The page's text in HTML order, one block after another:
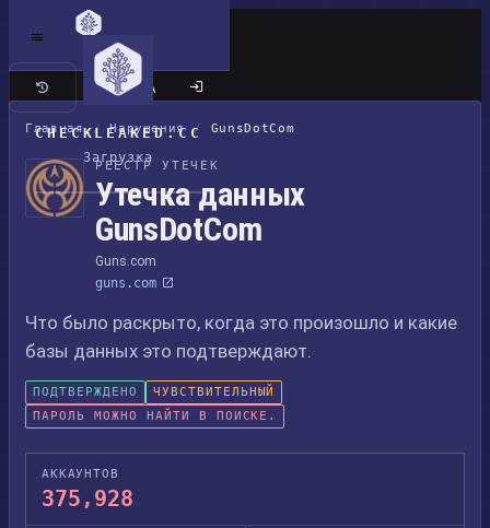
CHECKLEAKED.CC
Загрузка
Классический сайт
Главная / Нарушения / GunsDotCom
РЕЕСТР УТЕЧЕК
Утечка данных
GunsDotCom
Guns.com
guns.com
Что было раскрыто, когда это произошло и какие
базы данных это подтверждают.
ПОДТВЕРЖДЕНО
ЧУВСТВИТЕЛЬНЫЙ
ПАРОЛЬ МОЖНО НАЙТИ В ПОИСКЕ.
АККАУНТОВ
375,928